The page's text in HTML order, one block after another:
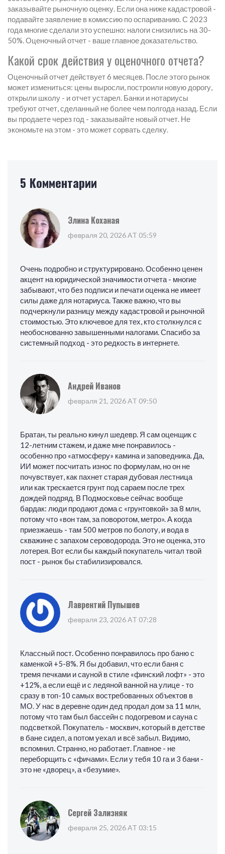
заказывайте рыночную оценку. Если она ниже кадастровой -
подавайте заявление в комиссию по оспариванию. С 2023
года многие сделали это успешно: налоги снизились на 30-
50%. Оценочный отчет - ваше главное доказательство.
Какой срок действия у оценочного отчета?
Оценочный отчет действует 6 месяцев. После этого рынок
может измениться: цены выросли, построили новую дорогу,
открыли школу - и отчет устарел. Банки и нотариусы
требуют отчет, сделанный не более чем полгода назад. Если
вы продаете через год - заказывайте новый отчет. Не
экономьте на этом - это может сорвать сделку.
5 Комментарии
Элина Коханая
февраля 20, 2026 AT 05:59
Очень подробно и структурировано. Особенно ценен
акцент на юридической значимости отчета - многие
забывают, что без подписи и печати оценка не имеет
силы даже для нотариуса. Также важно, что вы
подчеркнули разницу между кадастровой и рыночной
стоимостью. Это ключевое для тех, кто столкнулся с
необоснованно завышенными налогами. Спасибо за
системный подход - это редкость в интернете.
Андрей Иванов
февраля 21, 2026 AT 09:50
Братан, ты реально кинул шедевр. Я сам оценщик с
12-летним стажем, и даже мне понравилось -
особенно про «атмосферу» камина и заповедника. Да,
ИИ может посчитать износ по формулам, но он не
почувствует, как пахнет старая дубовая лестница
или как трескается грунт под сараем после трех
дождей подряд. В Подмосковье сейчас вообще
бардак: люди продают дома с «грунтовкой» за 8 млн,
потому что «вон там, за поворотом, метро». А когда
приезжаешь - там 500 метров по болоту, и вода в
скважине с запахом сероводорода. Это не оценка, это
лотерея. Вот если бы каждый покупатель читал твой
пост - рынок бы стабилизировался.
Лаврентий Пупышев
февраля 23, 2026 AT 07:28
Классный пост. Особенно понравилось про баню с
каменкой +5-8%. Я бы добавил, что если баня с
тремя печками и сауной в стиле «финский лофт» - это
+12%, а если ещё и с ледяной ванной на улице - то
сразу в топ-10 самых востребованных объектов в
МО. У нас в деревне один дед продал дом за 11 млн,
потому что там был бассейн с подогревом и сауна с
подсветкой. Покупатель - москвич, который в детстве
в бане сидел, а потом уехал и всё забыл. Видимо,
вспомнил. Странно, но работает. Главное - не
переборщить с «фичами». Если у тебя 10 га и 3 бани -
это не «дворец», а «безумие».
Сергей Зализняк
февраля 25, 2026 AT 03:15